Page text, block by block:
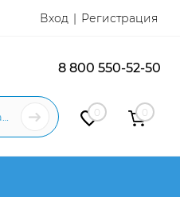
Вход Регистрация
8 800 550-52-50
0 0